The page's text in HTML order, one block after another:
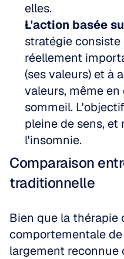
elles.
L'action basée
stratégie
réellement
(ses valeurs) et à
valeurs, même
sommeil.
pleine de sens,
l'insomnie.
Comparaison
traditionnelle
Bien que la thérapie
comportementale
largement